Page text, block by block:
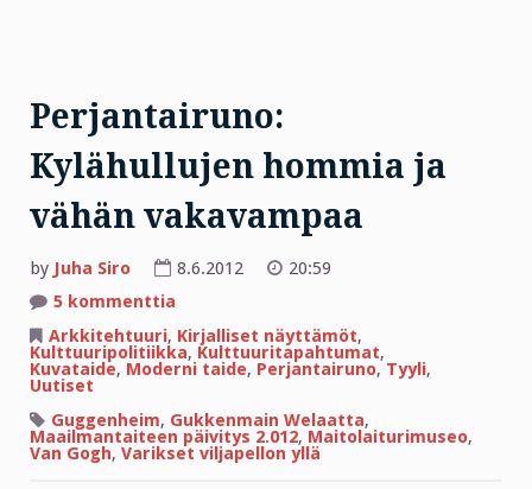
Perjantairuno:
Kylähullujen hommia ja
vähän vakavampaa
by Juha Siro 8.6.2012
20:59
5 kommenttia
Kylähullujen
hommia
ja
Arkkitehtuuri, Kirjalliset näyttämöt,
Kulttuuripolitiikka, Kulttuuritapahtumat,
Kuvataide, Moderni taide, Perjantairuno, Tyyli,
Uutiset
Guggenheim, Gukkenmain Welaatta,
Maailmantaiteen päivitys 2.012, Maitolaiturimuseo,
Van Gogh, Varikset viljapellon yllä